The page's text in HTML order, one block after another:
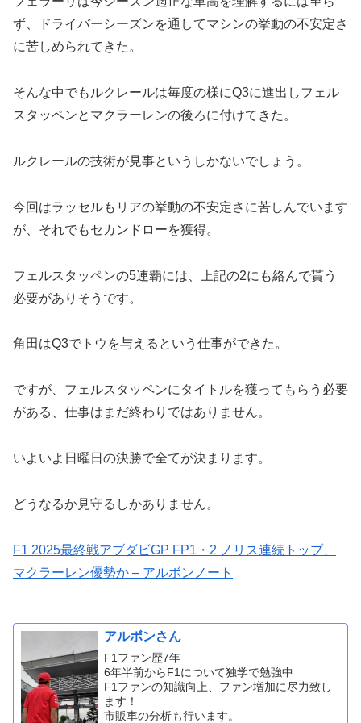
ず、ドライバーシーズンを通してマシンの挙動の不安定さ
に苦しめられてきた。
そんな中でもルクレールは毎度の様にQ3に進出しフェル
スタッペンとマクラーレンの後ろに付けてきた。
ルクレールの技術が見事というしかないでしょう。
今回はラッセルもリアの挙動の不安定さに苦しんでいます
が、それでもセカンドローを獲得。
フェルスタッペンの5連覇には、上記の2にも絡んで貰う
必要がありそうです。
角田はQ3でトウを与えるという仕事ができた。
ですが、フェルスタッペンにタイトルを獲ってもらう必要
がある、仕事はまだ終わりではありません。
いよいよ日曜日の決勝で全てが決まります。
どうなるか見守るしかありません。
F1 2025最終戦アブダビGP FP1・2 ノリス連続トップ、
マクラーレン優勢か – アルボンノート
アルボンさん
F1ファン歴7年
6年半前からF1について独学で勉強中
F1ファンの知識向上、ファン増加に尽力致し
ます！
市販車の分析も行います。